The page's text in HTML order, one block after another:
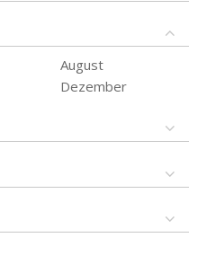
August
Dezember